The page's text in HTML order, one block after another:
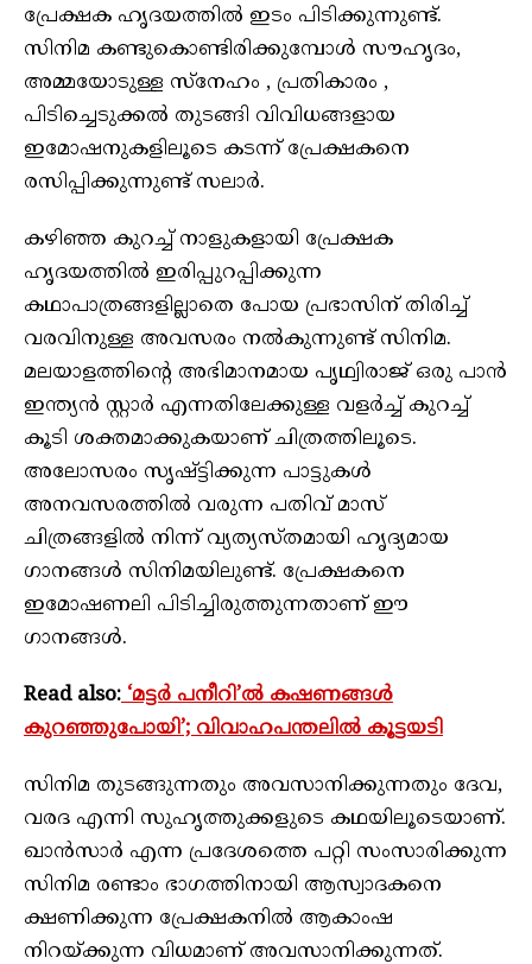
പ്രേക്ഷക ഹൃദയത്തിൽ ഇടം പിടിക്കുന്നുണ്ട്.
സിനിമ കണ്ടുകൊണ്ടിരിക്കുമ്പോൾ സൗഹൃദം,
അമ്മയോടുള്ള സ്നേഹം , പ്രതികാരം ,
പിടിച്ചെടുക്കൽ തുടങ്ങി വിവിധങ്ങളായ
ഇമോഷനുകളിലൂടെ കടന്ന് പ്രേക്ഷകനെ
രസിപ്പിക്കുന്നുണ്ട് സലാർ.
കഴിഞ്ഞ കുറച്ച് നാളുകളായി പ്രേക്ഷക
ഹൃദയത്തിൽ ഇരിപ്പുറപ്പിക്കുന്ന
കഥാപാത്രങ്ങളില്ലാതെ പോയ പ്രഭാസിന് തിരിച്ച്
വരവിനുള്ള അവസരം നൽകുന്നുണ്ട് സിനിമ.
മലയാളത്തിന്റെ അഭിമാനമായ പൃഥ്വിരാജ് ഒരു പാൻ
ഇന്ത്യൻ സ്റ്റാർ എന്നതിലേക്കുള്ള വളർച്ച്‌ കുറച്ച്
കൂടി ശക്തമാക്കുകയാണ് ചിത്രത്തിലൂടെ.
അലോസരം സൃഷ്ട്ടിക്കുന്ന പാട്ടുകൾ
അനവസരത്തിൽ വരുന്ന പതിവ് മാസ്
ചിത്രങ്ങളിൽ നിന്ന് വ്യത്യസ്തമായി ഹൃദ്യമായ
ഗാനങ്ങൾ സിനിമയിലുണ്ട്. പ്രേക്ഷകനെ
ഇമോഷണലി പിടിച്ചിരുത്തുന്നതാണ് ഈ
ഗാനങ്ങൾ.
Read also:‘മട്ടര്‍ പനീറി’ല്‍ കഷണങ്ങള്‍
കുറഞ്ഞുപോയി’; വിവാഹപന്തലില്‍ കൂട്ടയടി
സിനിമ തുടങ്ങുന്നതും അവസാനിക്കുന്നതും ദേവ,
വരദ എന്നി സുഹൃത്തുക്കളുടെ കഥയിലൂടെയാണ്.
ഖാന്‍സാര്‍ എന്ന പ്രദേശത്തെ പറ്റി സംസാരിക്കുന്ന
സിനിമ രണ്ടാം ഭാഗത്തിനായി ആസ്വാദകനെ
ക്ഷണിക്കുന്ന പ്രേക്ഷകനിൽ ആകാംഷ
നിറയ്ക്കുന്ന വിധമാണ് അവസാനിക്കുന്നത്.